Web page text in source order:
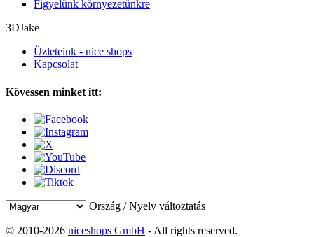
Figyelünk környezetünkre
3DJake
Üzleteink - nice shops
Kapcsolat
Kövessen minket itt:
Ország / Nyelv változtatás
© 2010-2026 niceshops GmbH - All rights reserved.